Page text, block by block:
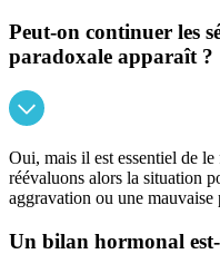
Peut-on continuer les
paradoxale apparaît ?
Oui, mais il est essentiel de
réévaluons alors la situation
aggravation ou une mauvaise
Un bilan hormonal est-